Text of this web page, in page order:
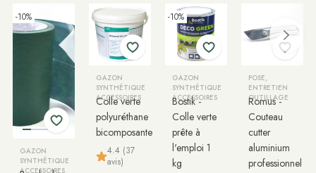
-10%
GAZON
SYNTHÉTIQUE
ACCESSOIRES
GAZON
SYNTHÉTIQUE
ACCESSOIRES
Colle verte
polyuréthane
bicomposante
4.4 (37
avis)
-10%
GAZON
SYNTHÉTIQUE
ACCESSOIRES
Bostik -
Colle verte
prête à
l'emploi 1
kg
POSE,
ENTRETIEN
OUTILLAGE
Romus -
Couteau
cutter
aluminium
professionnel